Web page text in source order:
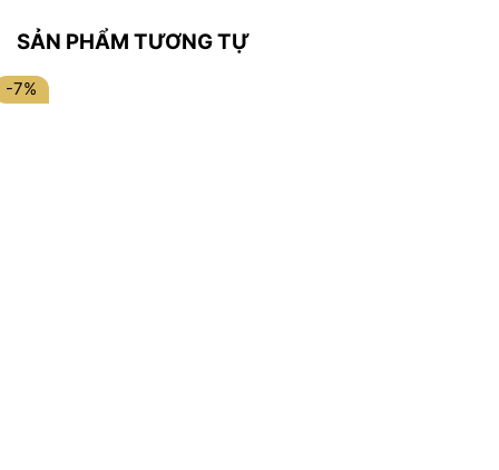
SẢN PHẨM TƯƠNG TỰ
-7%